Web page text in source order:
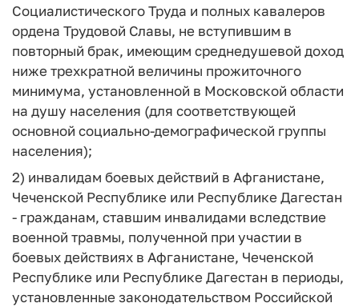
Социалистического Труда и полных кавалеров
ордена Трудовой Славы, не вступившим в
повторный брак, имеющим среднедушевой доход
ниже трехкратной величины прожиточного
минимума, установленной в Московской области
на душу населения (для соответствующей
основной социально-демографической группы
населения);
2) инвалидам боевых действий в Афганистане,
Чеченской Республике или Республике Дагестан
- гражданам, ставшим инвалидами вследствие
военной травмы, полученной при участии в
боевых действиях в Афганистане, Чеченской
Республике или Республике Дагестан в периоды,
установленные законодательством Российской